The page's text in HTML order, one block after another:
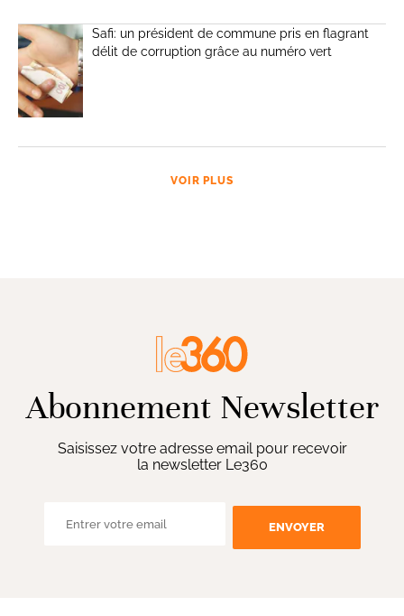
Safi: un président de commune pris en flagrant
délit de corruption grâce au numéro vert
VOIR PLUS
Abonnement Newsletter
Saisissez votre adresse email pour recevoir
la newsletter Le360
ENVOYER